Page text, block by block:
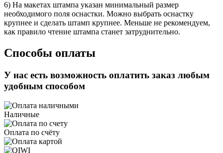
6) На макетах штампа указан минимальный размер
необходимого поля оснастки. Можно выбрать оснастку
крупнее и сделать штамп крупнее. Меньше не рекомендуем,
как правило чтение штампа станет затруднительно.
Способы оплаты
У нас есть возможность оплатить заказ любым
удобным способом
Наличные
Оплата по счёту